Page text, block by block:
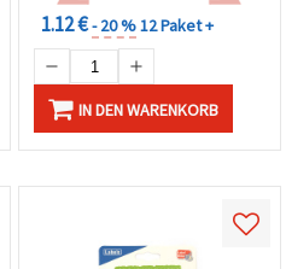
1.12 €- 20 %12 Paket +
IN DEN WARENKORB